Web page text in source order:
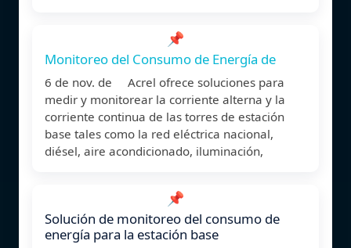
📌
Monitoreo del Consumo de Energía de
6 de nov. de Acrel ofrece soluciones para
medir y monitorear la corriente alterna y la
corriente continua de las torres de estación
base tales como la red eléctrica nacional,
diésel, aire acondicionado, iluminación,
📌
Solución de monitoreo del consumo de
energía para la estación base